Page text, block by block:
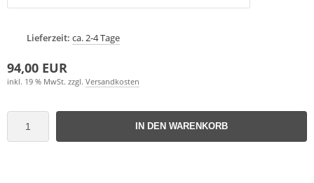
Lieferzeit: ca. 2-4 Tage
94,00 EUR
inkl. 19 % MwSt. zzgl. Versandkosten
IN DEN WARENKORB